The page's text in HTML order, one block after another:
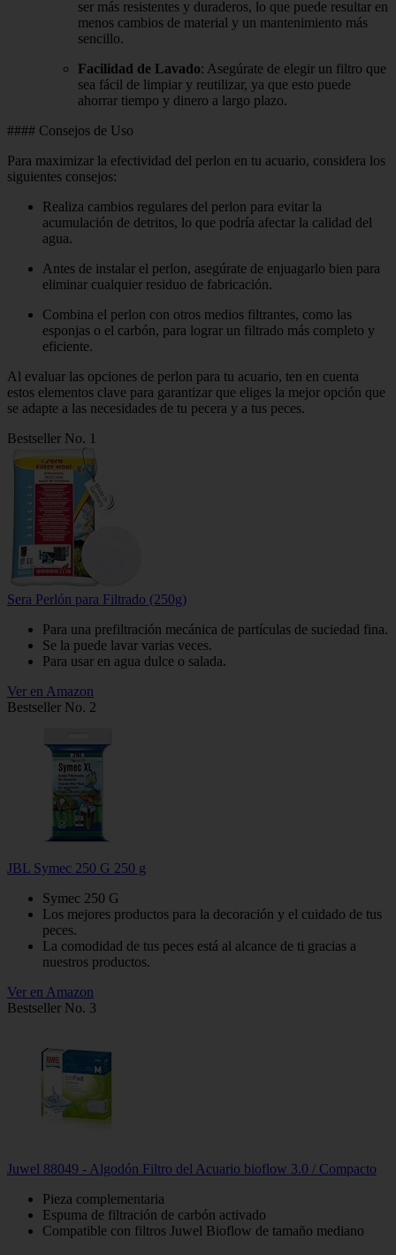
ser más resistentes y duraderos, lo que puede resultar en
menos cambios de material y un mantenimiento más
sencillo.
Facilidad de Lavado: Asegúrate de elegir un filtro que
sea fácil de limpiar y reutilizar, ya que esto puede
ahorrar tiempo y dinero a largo plazo.
#### Consejos de Uso
Para maximizar la efectividad del perlon en tu acuario, considera los
siguientes consejos:
Realiza cambios regulares del perlon para evitar la
acumulación de detritos, lo que podría afectar la calidad del
agua.
Antes de instalar el perlon, asegúrate de enjuagarlo bien para
eliminar cualquier residuo de fabricación.
Combina el perlon con otros medios filtrantes, como las
esponjas o el carbón, para lograr un filtrado más completo y
eficiente.
Al evaluar las opciones de perlon para tu acuario, ten en cuenta
estos elementos clave para garantizar que eliges la mejor opción que
se adapte a las necesidades de tu pecera y a tus peces.
Bestseller No. 1
Sera Perlón para Filtrado (250g)
Para una prefiltración mecánica de partículas de suciedad fina.
Se la puede lavar varias veces.
Para usar en agua dulce o salada.
Ver en Amazon
Bestseller No. 2
JBL Symec 250 G 250 g
Symec 250 G
Los mejores productos para la decoración y el cuidado de tus
peces.
La comodidad de tus peces está al alcance de ti gracias a
nuestros productos.
Ver en Amazon
Bestseller No. 3
Juwel 88049 - Algodón Filtro del Acuario bioflow 3.0 / Compacto
Pieza complementaria
Espuma de filtración de carbón activado
Compatible con filtros Juwel Bioflow de tamaño mediano